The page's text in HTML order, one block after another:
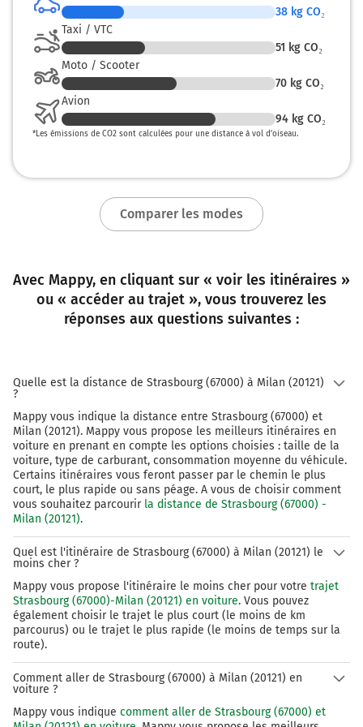
A35
Continuer et rejoindre A35 E25. Continuer sur 26
kilomètres
E25
A35
EUROAIRPORT
A35
108 km
Continuer A3 E60 E25 sur 3,3 kilomètres
A3
A3
Tourner légèrement à droite sur A3 A2 E35 E60 E25 et
A3 E60
E25
Bern
Zürich
Luzern
D
A2
Continuer A2 sur 1,3 kilomètre
A2 E25 E35 A3
E60
Luzern
Delémont
139 km
38 kg CO₂
Taxi / VTC
51 kg CO₂
Moto / Scooter
70 kg CO₂
Avion
94 kg CO₂
*Les émissions de CO2 sont calculées pour une distance à vol d’oiseau.
Comparer les modes
Avec Mappy, en cliquant sur « voir les itinéraires »
ou « accéder au trajet », vous trouverez les
réponses aux questions suivantes :
Quelle est la distance de Strasbourg (67000) à Milan (20121)
?
Mappy vous indique la distance entre Strasbourg (67000) et
Milan (20121). Mappy vous propose les meilleurs itinéraires en
voiture en prenant en compte les options choisies : taille de la
voiture, type de carburant, consommation moyenne du véhicule.
Certains itinéraires vous feront passer par le chemin le plus
court, le plus rapide ou sans péage. A vous de choisir comment
vous souhaitez parcourir la distance de Strasbourg (67000) -
Milan (20121).
Quel est l'itinéraire de Strasbourg (67000) à Milan (20121) le
moins cher ?
Mappy vous propose l'itinéraire le moins cher pour votre trajet
Strasbourg (67000)-Milan (20121) en voiture. Vous pouvez
également choisir le trajet le plus court (le moins de km
parcourus) ou le trajet le plus rapide (le moins de temps sur la
route).
Comment aller de Strasbourg (67000) à Milan (20121) en
voiture ?
Mappy vous indique comment aller de Strasbourg (67000) et